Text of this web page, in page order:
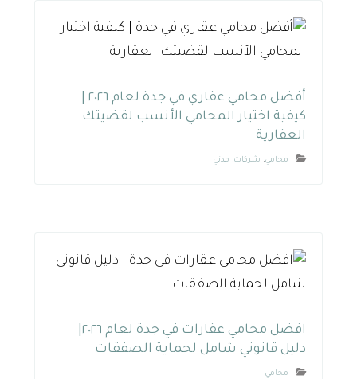
كيفية اختيار المحامي الأنسب لقضيتك
العقارية
محامي, شركات, مدني
دليل قانوني شامل لحماية الصفقات
محامي